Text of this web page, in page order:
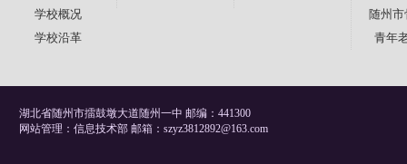
学校概况
学校沿革
随州
青年
湖北省随州市擂鼓墩大道随州一中 邮编：441300
网站管理：信息技术部 邮箱：szyz3812892@163.com